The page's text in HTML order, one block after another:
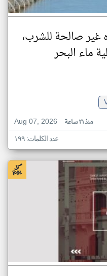
غير صالحة للشرب،
ماء البحر
Aug 07, 2026
منذ ٢١ ساعة
عدد الكلمات: ١٩٩